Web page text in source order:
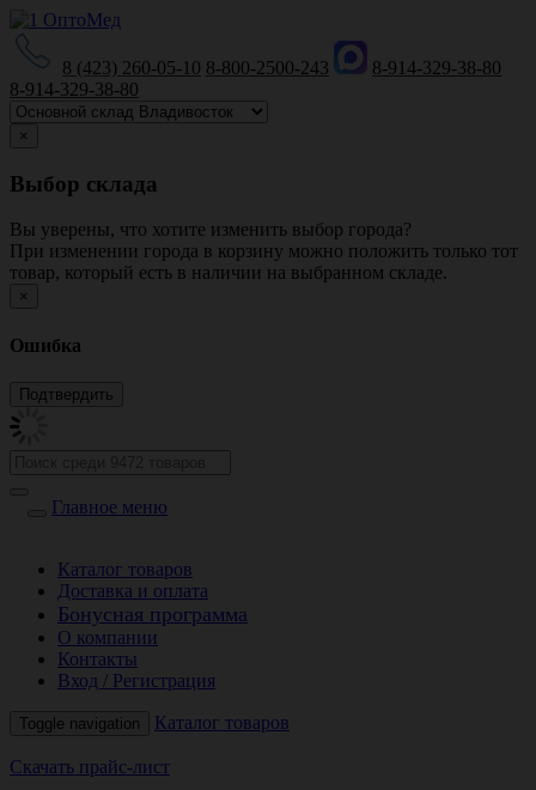
8 (423) 260-05-10 8-800-2500-243
8-914-329-38-80
8-914-329-38-80
×
Выбор склада
Вы уверены, что хотите изменить выбор города?
При изменении города в корзину можно положить только тот
товар, который есть в наличии на выбранном складе.
×
Ошибка
Главное меню
Каталог товаров
Доставка и оплата
Бонусная программа
О компании
Контакты
Вход / Регистрация
Toggle navigation Каталог товаров
Скачать прайс-лист